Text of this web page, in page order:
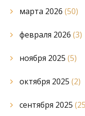
марта 2026 (50)
февраля 2026 (3)
ноября 2025 (5)
октября 2025 (2)
сентября 2025